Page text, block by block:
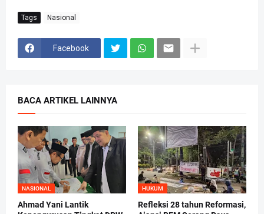
Tags Nasional
Facebook
BACA ARTIKEL LAINNYA
NASIONAL
Ahmad Yani Lantik
HUKUM
Refleksi 28 tahun Reformasi,